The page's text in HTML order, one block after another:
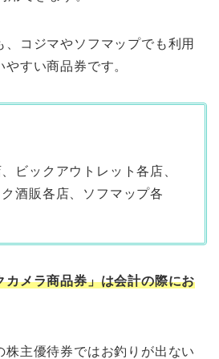
、コジマやソフマップでも利用
すい商品券です。
ビックアウトレット各店、
酒販各店、ソフマップ各
カメラ商品券」は会計の際にお
主優待券ではお釣りが出ない